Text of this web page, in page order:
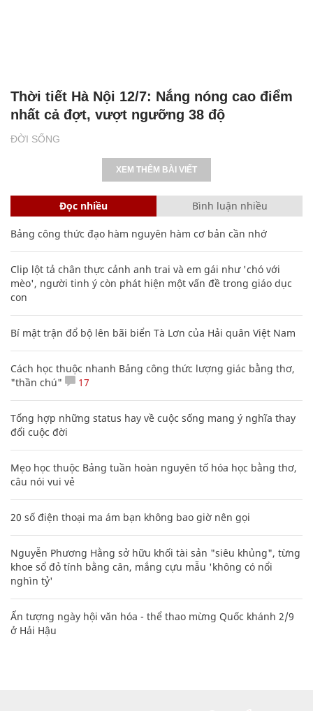
ĐỜI SỐNG
Thời tiết Hà Nội 12/7: Nắng nóng cao điểm
nhất cả đợt, vượt ngưỡng 38 độ
XEM THÊM BÀI VIẾT
Đọc nhiều Bình luận nhiều
Bảng công thức đạo hàm nguyên hàm cơ bản cần nhớ
Clip lột tả chân thực cảnh anh trai và em gái như 'chó với
mèo', người tinh ý còn phát hiện một vấn đề trong giáo dục
con
Bí mật trận đổ bộ lên bãi biển Tà Lơn của Hải quân Việt Nam
Cách học thuộc nhanh Bảng công thức lượng giác bằng thơ,
"thần chú"
17
Tổng hợp những status hay về cuộc sống mang ý nghĩa thay
đổi cuộc đời
Mẹo học thuộc Bảng tuần hoàn nguyên tố hóa học bằng thơ,
câu nói vui vẻ
20 số điện thoại ma ám bạn không bao giờ nên gọi
Nguyễn Phương Hằng sở hữu khối tài sản "siêu khủng", từng
khoe sổ đỏ tính bằng cân, mắng cựu mẫu 'không có nổi
nghìn tỷ'
Ấn tượng ngày hội văn hóa - thể thao mừng Quốc khánh 2/9
ở Hải Hậu